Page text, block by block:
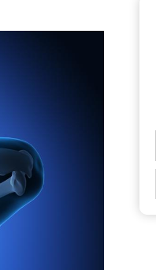
Mortalité infantile : un
rapport s’interroge sur
son taux élevé en France